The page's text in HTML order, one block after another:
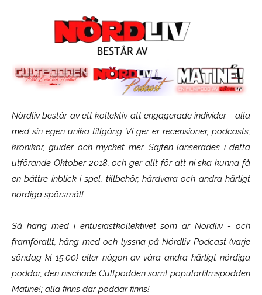
Nördliv består av ett kollektiv att engagerade individer - alla
med sin egen unika tillgång. Vi ger er recensioner, podcasts,
krönikor, guider och mycket mer. Sajten lanserades i detta
utförande Oktober 2018, och ger allt för att ni ska kunna få
en bättre inblick i spel, tillbehör, hårdvara och andra härligt
nördiga spörsmål!
Så häng med i entusiastkollektivet som ärNördliv- och
framförallt, häng med och lyssna på Nördliv Podcast (varje
söndag kl 15.00) eller någon av våra andra härligt nördiga
poddar, den nischade Cultpodden samt populärfilmspodden
Matiné!; alla finns där poddar finns!